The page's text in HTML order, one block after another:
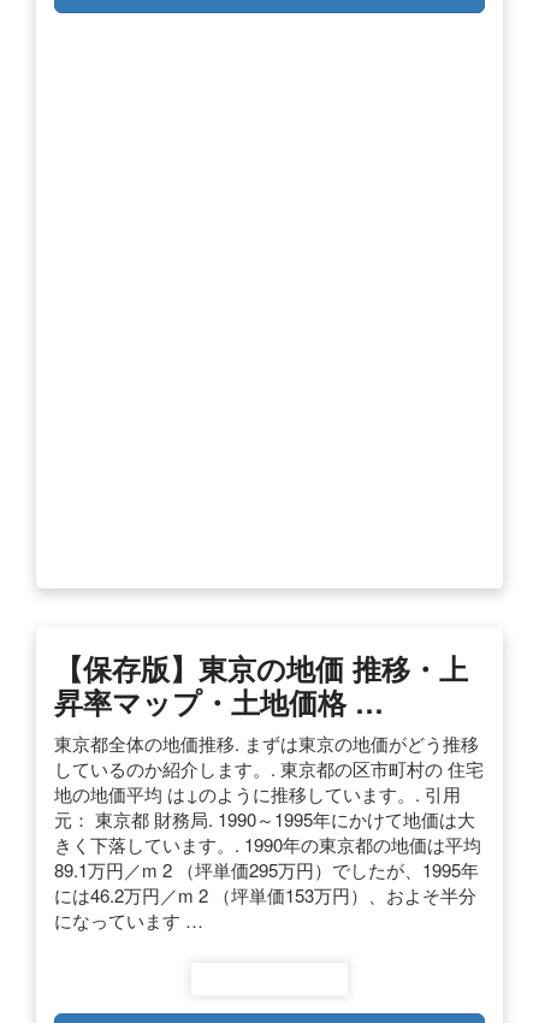
【保存版】東京の地価 推移・上
昇率マップ・土地価格 …
東京都全体の地価推移. まずは東京の地価がどう推移
しているのか紹介します。. 東京都の区市町村の 住宅
地の地価平均 は↓のように推移しています。. 引用
元： 東京都 財務局. 1990～1995年にかけて地価は大
きく下落しています。. 1990年の東京都の地価は平均
89.1万円／m 2 （坪単価295万円）でしたが、1995年
には46.2万円／m 2 （坪単価153万円）、およそ半分
になっています …